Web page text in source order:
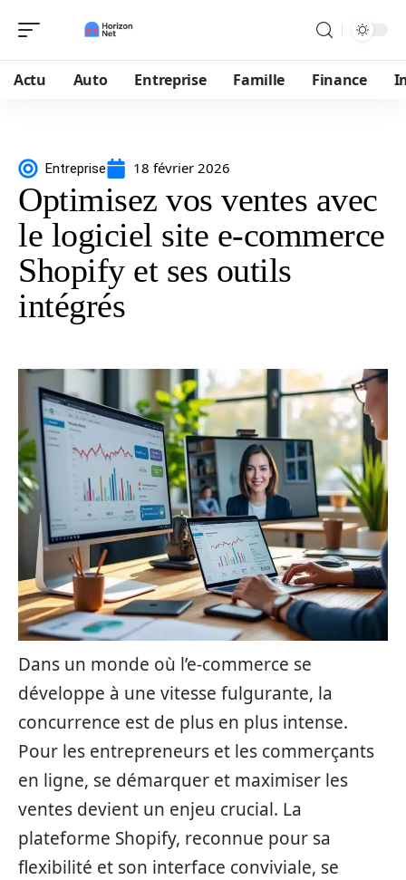
Actu Auto Entreprise Famille Finance
Entreprise 18 février 2026
Optimisez vos ventes avec
le logiciel site e-commerce
Shopify et ses outils
intégrés
Dans un monde où l’e-commerce se
développe à une vitesse fulgurante, la
concurrence est de plus en plus intense.
Pour les entrepreneurs et les commerçants
en ligne, se démarquer et maximiser les
ventes devient un enjeu crucial. La
plateforme Shopify, reconnue pour sa
flexibilité et son interface conviviale, se